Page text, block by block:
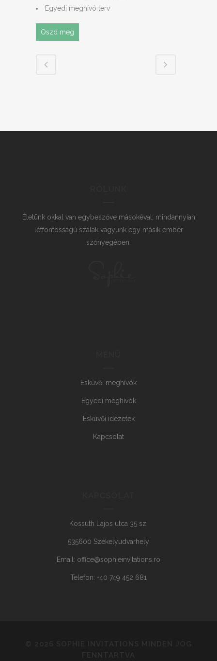
Egyedi meghívó terv
Oszd meg
Életünk okkal van egybeszőve másokéval; mindannyian
létfontosságú szálak vagyunk egy másik ember
szőnyegében.
Esküvői meghívók
Egyedi meghívók
Esküvői idézetek
Kapcsolat
Kossuth Lajos utca 35 sz.
535600 Székelyudvarhely
Email: office@sophieinvitations.ro
Telefon: +40 749 452 681